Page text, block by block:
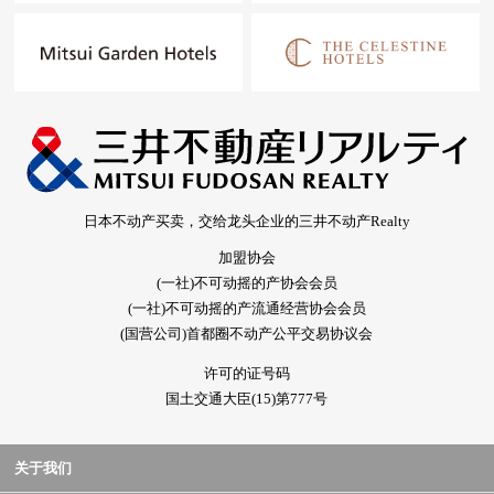
日本不动产买卖，交给龙头企业的三井不动产Realty
加盟协会
(一社)不可动摇的产协会会员
(一社)不可动摇的产流通经营协会会员
(国营公司)首都圈不动产公平交易协议会
许可的证号码
国土交通大臣(15)第777号
关于我们